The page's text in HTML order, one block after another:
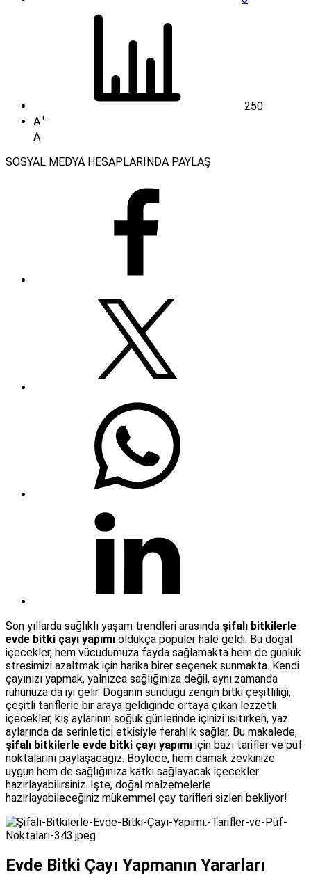
250
A+
A-
SOSYAL MEDYA HESAPLARINDA PAYLAŞ
Son yıllarda sağlıklı yaşam trendleri arasında şifalı bitkilerle
evde bitki çayı yapımı oldukça popüler hale geldi. Bu doğal
içecekler, hem vücudumuza fayda sağlamakta hem de günlük
stresimizi azaltmak için harika birer seçenek sunmakta. Kendi
çayınızı yapmak, yalnızca sağlığınıza değil, aynı zamanda
ruhunuza da iyi gelir. Doğanın sunduğu zengin bitki çeşitliliği,
çeşitli tariflerle bir araya geldiğinde ortaya çıkan lezzetli
içecekler, kış aylarının soğuk günlerinde içinizi ısıtırken, yaz
aylarında da serinletici etkisiyle ferahlık sağlar. Bu makalede,
şifalı bitkilerle evde bitki çayı yapımı için bazı tarifler ve püf
noktalarını paylaşacağız. Böylece, hem damak zevkinize
uygun hem de sağlığınıza katkı sağlayacak içecekler
hazırlayabilirsiniz. İşte, doğal malzemelerle
hazırlayabileceğiniz mükemmel çay tarifleri sizleri bekliyor!
Evde Bitki Çayı Yapmanın Yararları